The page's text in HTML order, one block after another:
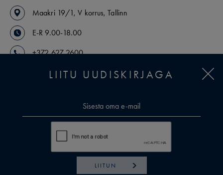
LIITU UUDISKIRJAGA
LIITUN
Maakri 19/1,V korrus,Tallinn
E-R 9.00-18.00
+372 627 2600
arikinnisvara@uusmaa.ee